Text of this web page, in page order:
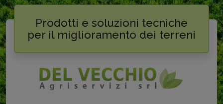
Prodotti e soluzioni tecniche
per il miglioramento dei terreni